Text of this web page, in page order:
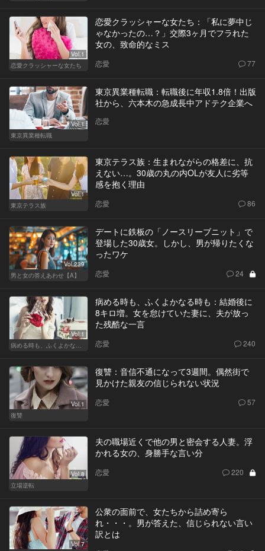
Vol.1
恋愛クラッシャーな女たち
恋愛クラッシャーな女たち：「私に夢中じ
ゃなかったの…？」交際3ヶ月でフラれた
女の、致命的なミス
恋愛 77
Vol.1
東京異業種転職
東京異業種転職：転職後に年収1.8倍！出版
社から、六本木の急成長中アドテク企業へ
恋愛
Vol.1
東京テラス族
東京テラス族：生まれながらの格差に、抗
えない…。30歳の丸の内OLが友人に劣等
感を抱く理由
恋愛 86
Vol.239
男と女の答えあわせ【A】
デートに鉄板の「ノースリーブニット」で
登場した30歳女。しかし、男が帰りたくな
ったワケ
恋愛 24
Vol.1
病める時も、ふくよかなる時も：結婚後に
8キロ増。女を怠けていた妻に、夫が放っ
た残酷な一言
恋愛 240
Vol.1
復讐
復讐：音信不通になって3週間。偶然街で
見かけた親友の信じられない状況
恋愛 57
Vol.8
立場逆転
夫の職場近くで他の男と密会する人妻。浮
かれる女の、身勝手な言い分
恋愛 220
Vol.7
公衆の面前で、女たちから詰め寄ら
れ・・・。男が答えた、信じられない言い
訳とは